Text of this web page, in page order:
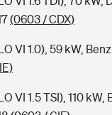
(0603 / CDX)
VI 1.0), 59 kW,
VI 1.5 TSI), 110 kW,